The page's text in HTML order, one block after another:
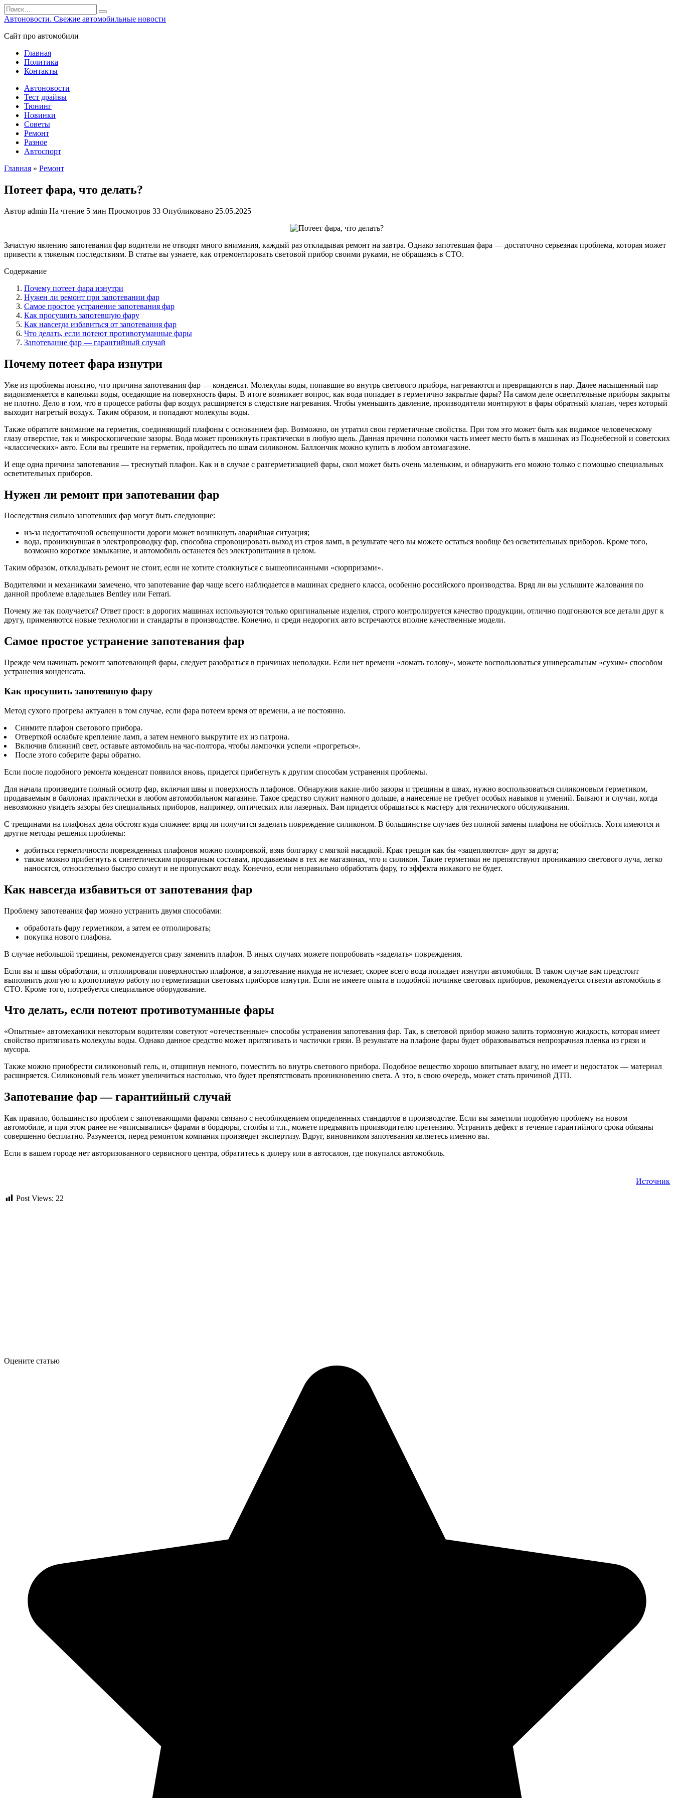
Перейти
к
Search
for:
Автоновости. Свежие автомобильные новости
Сайт про автомобили
Главная
Политика
Контакты
Автоновости
Тест драйвы
Тюнинг
Новинки
Советы
Ремонт
Разное
Автоспорт
Главная » Ремонт
Потеет фара, что делать?
Автор admin На чтение 5 мин Просмотров 33 Опубликовано 25.05.2025
Зачастую явлению запотевания фар водители не отводят много внимания, каждый раз откладывая ремонт на завтра. Однако запотевшая фара — достаточно серьезная проблема, которая может
привести к тяжелым последствиям. В статье вы узнаете, как отремонтировать световой прибор своими руками, не обращаясь в СТО.
Содержание
Почему потеет фара изнутри
Нужен ли ремонт при запотевании фар
Самое простое устранение запотевания фар
Как просушить запотевшую фару
Как навсегда избавиться от запотевания фар
Что делать, если потеют противотуманные фары
Запотевание фар — гарантийный случай
Почему потеет фара изнутри
Уже из проблемы понятно, что причина запотевания фар — конденсат. Молекулы воды, попавшие во внутрь светового прибора, нагреваются и превращаются в пар. Далее насыщенный пар
видоизменяется в капельки воды, оседающие на поверхность фары. В итоге возникает вопрос, как вода попадает в герметично закрытые фары? На самом деле осветительные приборы закрыты
не плотно. Дело в том, что в процессе работы фар воздух расширяется в следствие нагревания. Чтобы уменьшить давление, производители монтируют в фары обратный клапан, через который
выходит нагретый воздух. Таким образом, и попадают молекулы воды.
Также обратите внимание на герметик, соединяющий плафоны с основанием фар. Возможно, он утратил свои герметичные свойства. При том это может быть как видимое человеческому
глазу отверстие, так и микроскопические зазоры. Вода может проникнуть практически в любую щель. Данная причина поломки часть имеет место быть в машинах из Поднебесной и советских
«классических» авто. Если вы грешите на герметик, пройдитесь по швам силиконом. Баллончик можно купить в любом автомагазине.
И еще одна причина запотевания — треснутый плафон. Как и в случае с разгерметизацией фары, скол может быть очень маленьким, и обнаружить его можно только с помощью специальных
осветительных приборов.
Нужен ли ремонт при запотевании фар
Последствия сильно запотевших фар могут быть следующие:
из-за недостаточной освещенности дороги может возникнуть аварийная ситуация;
вода, проникнувшая в электропроводку фар, способна спровоцировать выход из строя ламп, в результате чего вы можете остаться вообще без осветительных приборов. Кроме того,
возможно короткое замыкание, и автомобиль останется без электропитания в целом.
Таким образом, откладывать ремонт не стоит, если не хотите столкнуться с вышеописанными «сюрпризами».
Водителями и механиками замечено, что запотевание фар чаще всего наблюдается в машинах среднего класса, особенно российского производства. Вряд ли вы услышите жалования по
данной проблеме владельцев Bentley или Ferrari.
Почему же так получается? Ответ прост: в дорогих машинах используются только оригинальные изделия, строго контролируется качество продукции, отлично подгоняются все детали друг к
другу, применяются новые технологии и стандарты в производстве. Конечно, и среди недорогих авто встречаются вполне качественные модели.
Самое простое устранение запотевания фар
Прежде чем начинать ремонт запотевающей фары, следует разобраться в причинах неполадки. Если нет времени «ломать голову», можете воспользоваться универсальным «сухим» способом
устранения конденсата.
Как просушить запотевшую фару
Метод сухого прогрева актуален в том случае, если фара потеем время от времени, а не постоянно.
Снимите плафон светового прибора.
Отверткой ослабьте крепление ламп, а затем немного выкрутите их из патрона.
Включив ближний свет, оставьте автомобиль на час-полтора, чтобы лампочки успели «прогреться».
После этого соберите фары обратно.
Если после подобного ремонта конденсат появился вновь, придется прибегнуть к другим способам устранения проблемы.
Для начала произведите полный осмотр фар, включая швы и поверхность плафонов. Обнаружив какие-либо зазоры и трещины в швах, нужно воспользоваться силиконовым герметиком,
продаваемым в баллонах практически в любом автомобильном магазине. Такое средство служит намного дольше, а нанесение не требует особых навыков и умений. Бывают и случаи, когда
невозможно увидеть зазоры без специальных приборов, например, оптических или лазерных. Вам придется обращаться к мастеру для технического обслуживания.
С трещинами на плафонах дела обстоят куда сложнее: вряд ли получится заделать повреждение силиконом. В большинстве случаев без полной замены плафона не обойтись. Хотя имеются и
другие методы решения проблемы:
добиться герметичности поврежденных плафонов можно полировкой, взяв болгарку с мягкой насадкой. Края трещин как бы «зацепляются» друг за друга;
также можно прибегнуть к синтетическим прозрачным составам, продаваемым в тех же магазинах, что и силикон. Такие герметики не препятствуют прониканию светового луча, легко
наносятся, относительно быстро сохнут и не пропускают воду. Конечно, если неправильно обработать фару, то эффекта никакого не будет.
Как навсегда избавиться от запотевания фар
Проблему запотевания фар можно устранить двумя способами:
обработать фару герметиком, а затем ее отполировать;
покупка нового плафона.
В случае небольшой трещины, рекомендуется сразу заменить плафон. В иных случаях можете попробовать «заделать» повреждения.
Если вы и швы обработали, и отполировали поверхностью плафонов, а запотевание никуда не исчезает, скорее всего вода попадает изнутри автомобиля. В таком случае вам предстоит
выполнить долгую и кропотливую работу по герметизации световых приборов изнутри. Если не имеете опыта в подобной починке световых приборов, рекомендуется отвезти автомобиль в
СТО. Кроме того, потребуется специальное оборудование.
Что делать, если потеют противотуманные фары
«Опытные» автомеханики некоторым водителям советуют «отечественные» способы устранения запотевания фар. Так, в световой прибор можно залить тормозную жидкость, которая имеет
свойство притягивать молекулы воды. Однако данное средство может притягивать и частички грязи. В результате на плафоне фары будет образовываться непрозрачная пленка из грязи и
мусора.
Также можно приобрести силиконовый гель, и, отщипнув немного, поместить во внутрь светового прибора. Подобное вещество хорошо впитывает влагу, но имеет и недостаток — материал
расширяется. Силиконовый гель может увеличиться настолько, что будет препятствовать проникновению света. А это, в свою очередь, может стать причиной ДТП.
Запотевание фар — гарантийный случай
Как правило, большинство проблем с запотевающими фарами связано с несоблюдением определенных стандартов в производстве. Если вы заметили подобную проблему на новом
автомобиле, и при этом ранее не «вписывались» фарами в бордюры, столбы и т.п., можете предъявить производителю претензию. Устранить дефект в течение гарантийного срока обязаны
совершенно бесплатно. Разумеется, перед ремонтом компания произведет экспертизу. Вдруг, виновником запотевания являетесь именно вы.
Если в вашем городе нет авторизованного сервисного центра, обратитесь к дилеру или в автосалон, где покупался автомобиль.
Источник
Post Views: 22
Оцените статью